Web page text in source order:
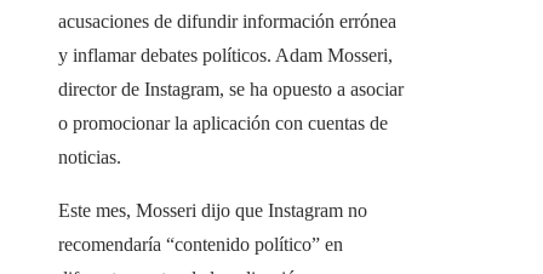
acusaciones de difundir información errónea
y inflamar debates políticos. Adam Mosseri,
director de Instagram, se ha opuesto a asociar
o promocionar la aplicación con cuentas de
noticias.
Este mes, Mosseri dijo que Instagram no
recomendaría “contenido político” en